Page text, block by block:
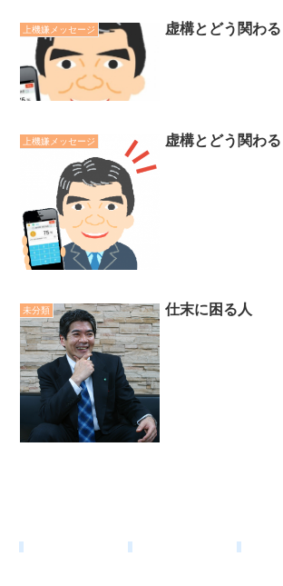
上機嫌メッセージ 虚構とどう関わる
上機嫌メッセージ 虚構とどう関わる
未分類 仕末に困る人